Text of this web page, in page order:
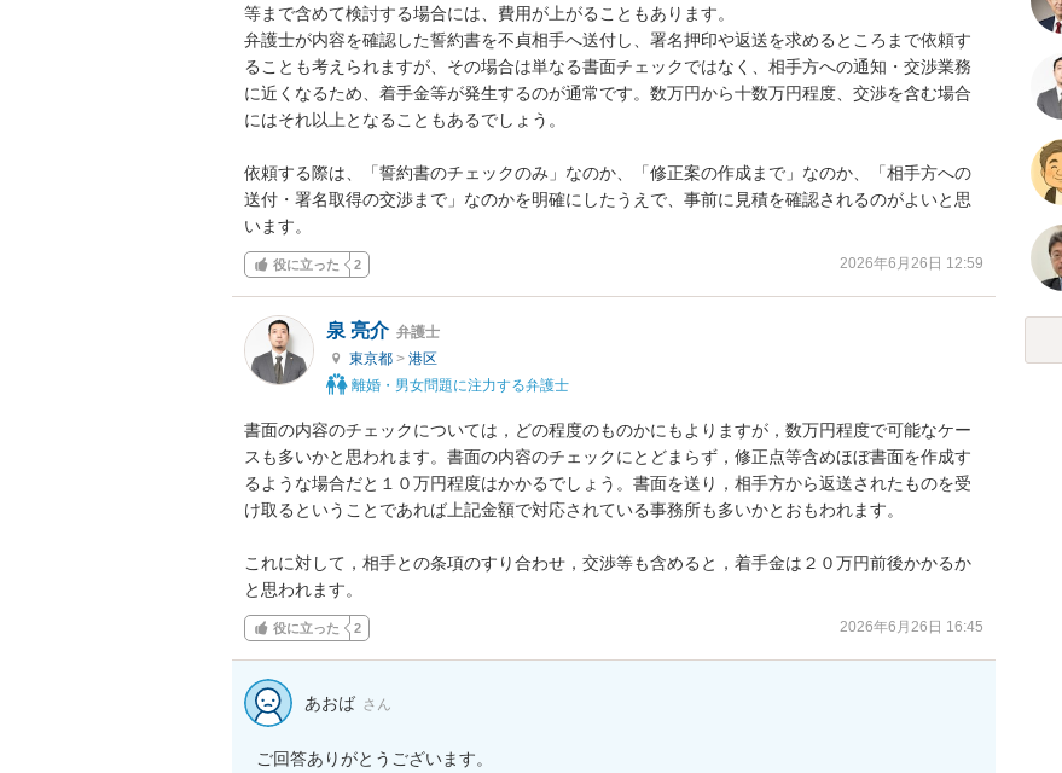
等まで含めて検討する場合には、費用が上がることもあります。
弁護士が内容を確認した誓約書を不貞相手へ送付し、署名押印や返送を求めるところまで依頼す
ることも考えられますが、その場合は単なる書面チェックではなく、相手方への通知・交渉業務
に近くなるため、着手金等が発生するのが通常です。数万円から十数万円程度、交渉を含む場合
にはそれ以上となることもあるでしょう。
依頼する際は、「誓約書のチェックのみ」なのか、「修正案の作成まで」なのか、「相手方への
送付・署名取得の交渉まで」なのかを明確にしたうえで、事前に見積を確認されるのがよいと思
います。
役に立った 2 2026年6月26日 12:59
泉 亮介 弁護士
東京都 > 港区
離婚・男女問題に注力する弁護士
書面の内容のチェックについては，どの程度のものかにもよりますが，数万円程度で可能なケー
スも多いかと思われます。書面の内容のチェックにとどまらず，修正点等含めほぼ書面を作成す
るような場合だと１０万円程度はかかるでしょう。書面を送り，相手方から返送されたものを受
け取るということであれば上記金額で対応されている事務所も多いかとおもわれます。
これに対して，相手との条項のすり合わせ，交渉等も含めると，着手金は２０万円前後かかるか
と思われます。
役に立った 2 2026年6月26日 16:45
あおば さん
ご回答ありがとうございます。